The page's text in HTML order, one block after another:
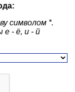
символом *.
е - ё, и - й